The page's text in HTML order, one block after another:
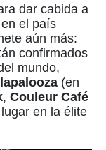
dar cabida a
el país
aún más:
confirmados
mundo,
(en
, Couleur Café
en la élite